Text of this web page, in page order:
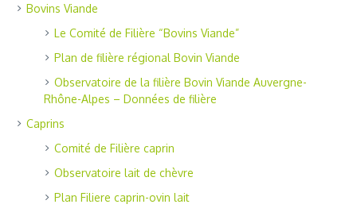
Bovins Viande
Le Comité de Filière “Bovins Viande”
Plan de filière régional Bovin Viande
Observatoire de la filière Bovin Viande Auvergne-
Rhône-Alpes – Données de filière
Caprins
Comité de Filière caprin
Observatoire lait de chèvre
Plan Filiere caprin-ovin lait